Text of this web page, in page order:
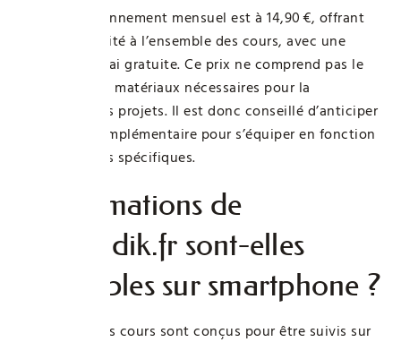
En 2026, l’abonnement mensuel est à 14,90 €, offrant
un accès illimité à l’ensemble des cours, avec une
semaine d’essai gratuite. Ce prix ne comprend pas le
matériel ni les matériaux nécessaires pour la
réalisation des projets. Il est donc conseillé d’anticiper
un budget complémentaire pour s’équiper en fonction
de ses besoins spécifiques.
Les formations de
Bricoludik.fr sont-elles
accessibles sur smartphone ?
Tout à fait. Les cours sont conçus pour être suivis sur